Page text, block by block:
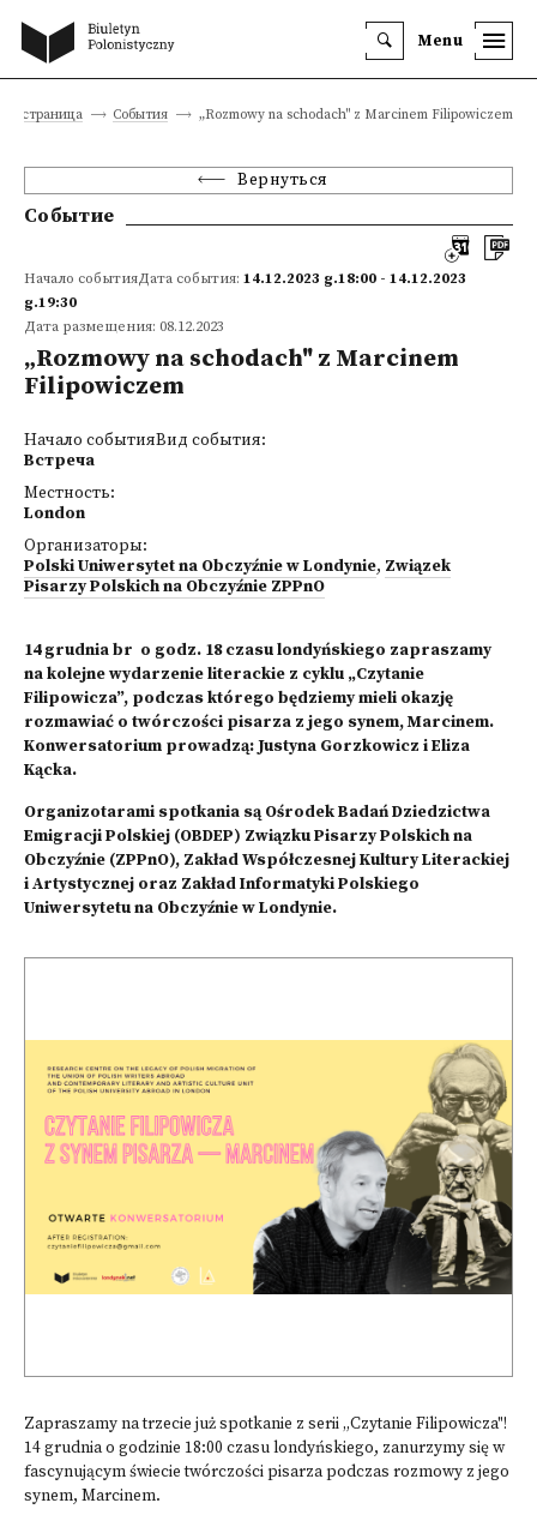
Menu
страница События „Rozmowy na schodach" z Marcinem Filipowiczem
Вернуться
Событие
Начало событияДата события: 14.12.2023 g.18:00 - 14.12.2023
g.19:30
Дата размещения: 08.12.2023
„Rozmowy na schodach" z Marcinem
Filipowiczem
Начало событияВид события:
Встреча
Местность:
London
Организаторы:
Polski Uniwersytet na Obczyźnie w Londynie, Związek
Pisarzy Polskich na Obczyźnie ZPPnO
14 grudnia br o godz. 18 czasu londyńskiego zapraszamy
na kolejne wydarzenie literackie z cyklu „Czytanie
Filipowicza”, podczas którego będziemy mieli okazję
rozmawiać o twórczości pisarza z jego synem, Marcinem.
Konwersatorium prowadzą: Justyna Gorzkowicz i Eliza
Kącka.
Organizotarami spotkania są Ośrodek Badań Dziedzictwa
Emigracji Polskiej (OBDEP) Związku Pisarzy Polskich na
Obczyźnie (ZPPnO), Zakład Współczesnej Kultury Literackiej
i Artystycznej oraz Zakład Informatyki Polskiego
Uniwersytetu na Obczyźnie w Londynie.
Zapraszamy na trzecie już spotkanie z serii „Czytanie Filipowicza"!
14 grudnia o godzinie 18:00 czasu londyńskiego, zanurzymy się w
fascynującym świecie twórczości pisarza podczas rozmowy z jego
synem, Marcinem.